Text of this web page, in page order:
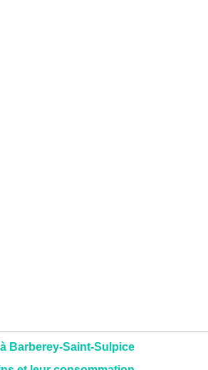
Barberey-Saint-Sulpice